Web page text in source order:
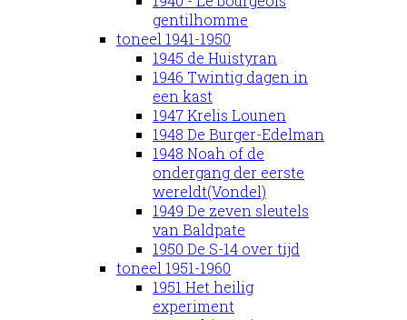
gentilhomme
toneel 1941-1950
1945 de Huistyran
1946 Twintig dagen in
een kast
1947 Krelis Lounen
1948 De Burger-Edelman
1948 Noah of de
ondergang der eerste
wereldt(Vondel)
1949 De zeven sleutels
van Baldpate
1950 De S-14 over tijd
toneel 1951-1960
1951 Het heilig
experiment